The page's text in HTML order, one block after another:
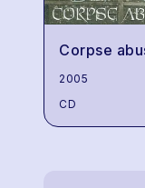
Corpse
2005
CD